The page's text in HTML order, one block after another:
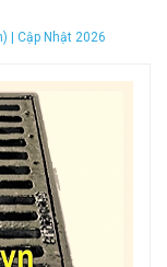
| Cập Nhật 2026